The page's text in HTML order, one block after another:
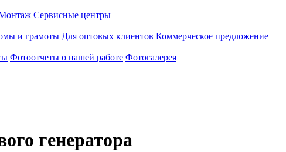
Сервисные центры
и грамоты Для оптовых клиентов Коммерческое предложение
Фотоотчеты о нашей работе Фотогалерея
генератора